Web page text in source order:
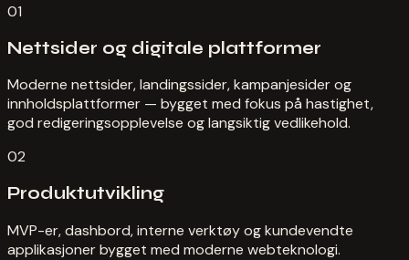
01
Nettsider og digitale plattformer
Moderne nettsider, landingssider, kampanjesider og
innholdsplattformer — bygget med fokus på hastighet,
god redigeringsopplevelse og langsiktig vedlikehold.
02
Produktutvikling
MVP-er, dashbord, interne verktøy og kundevendte
applikasjoner bygget med moderne webteknologi.